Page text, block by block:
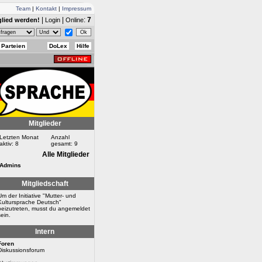
Team | Kontakt | Impressum
werden! Login Online: 7
Parteien DoLex Hilfe
Mitglieder
Letzten Monat
aktiv: 8
Anzahl
gesamt: 9
Alle Mitglieder
Admins
Mitgliedschaft
der Initiative "Mutter- und
Deutsch"
musst du angemeldet
Intern